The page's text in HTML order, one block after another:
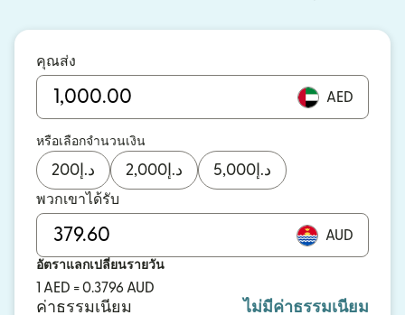
คุณส่ง
AED
หรือเลือกจำนวนเงิน
د.إ 200 د.إ 2,000 د.إ 5,000
พวกเขาได้รับ
AUD
อัตราแลกเปลี่ยนรายวัน
1 AED = 0.3796 AUD
ค่าธรรมเนียม
ไม่มีค่าธรรมเนียม